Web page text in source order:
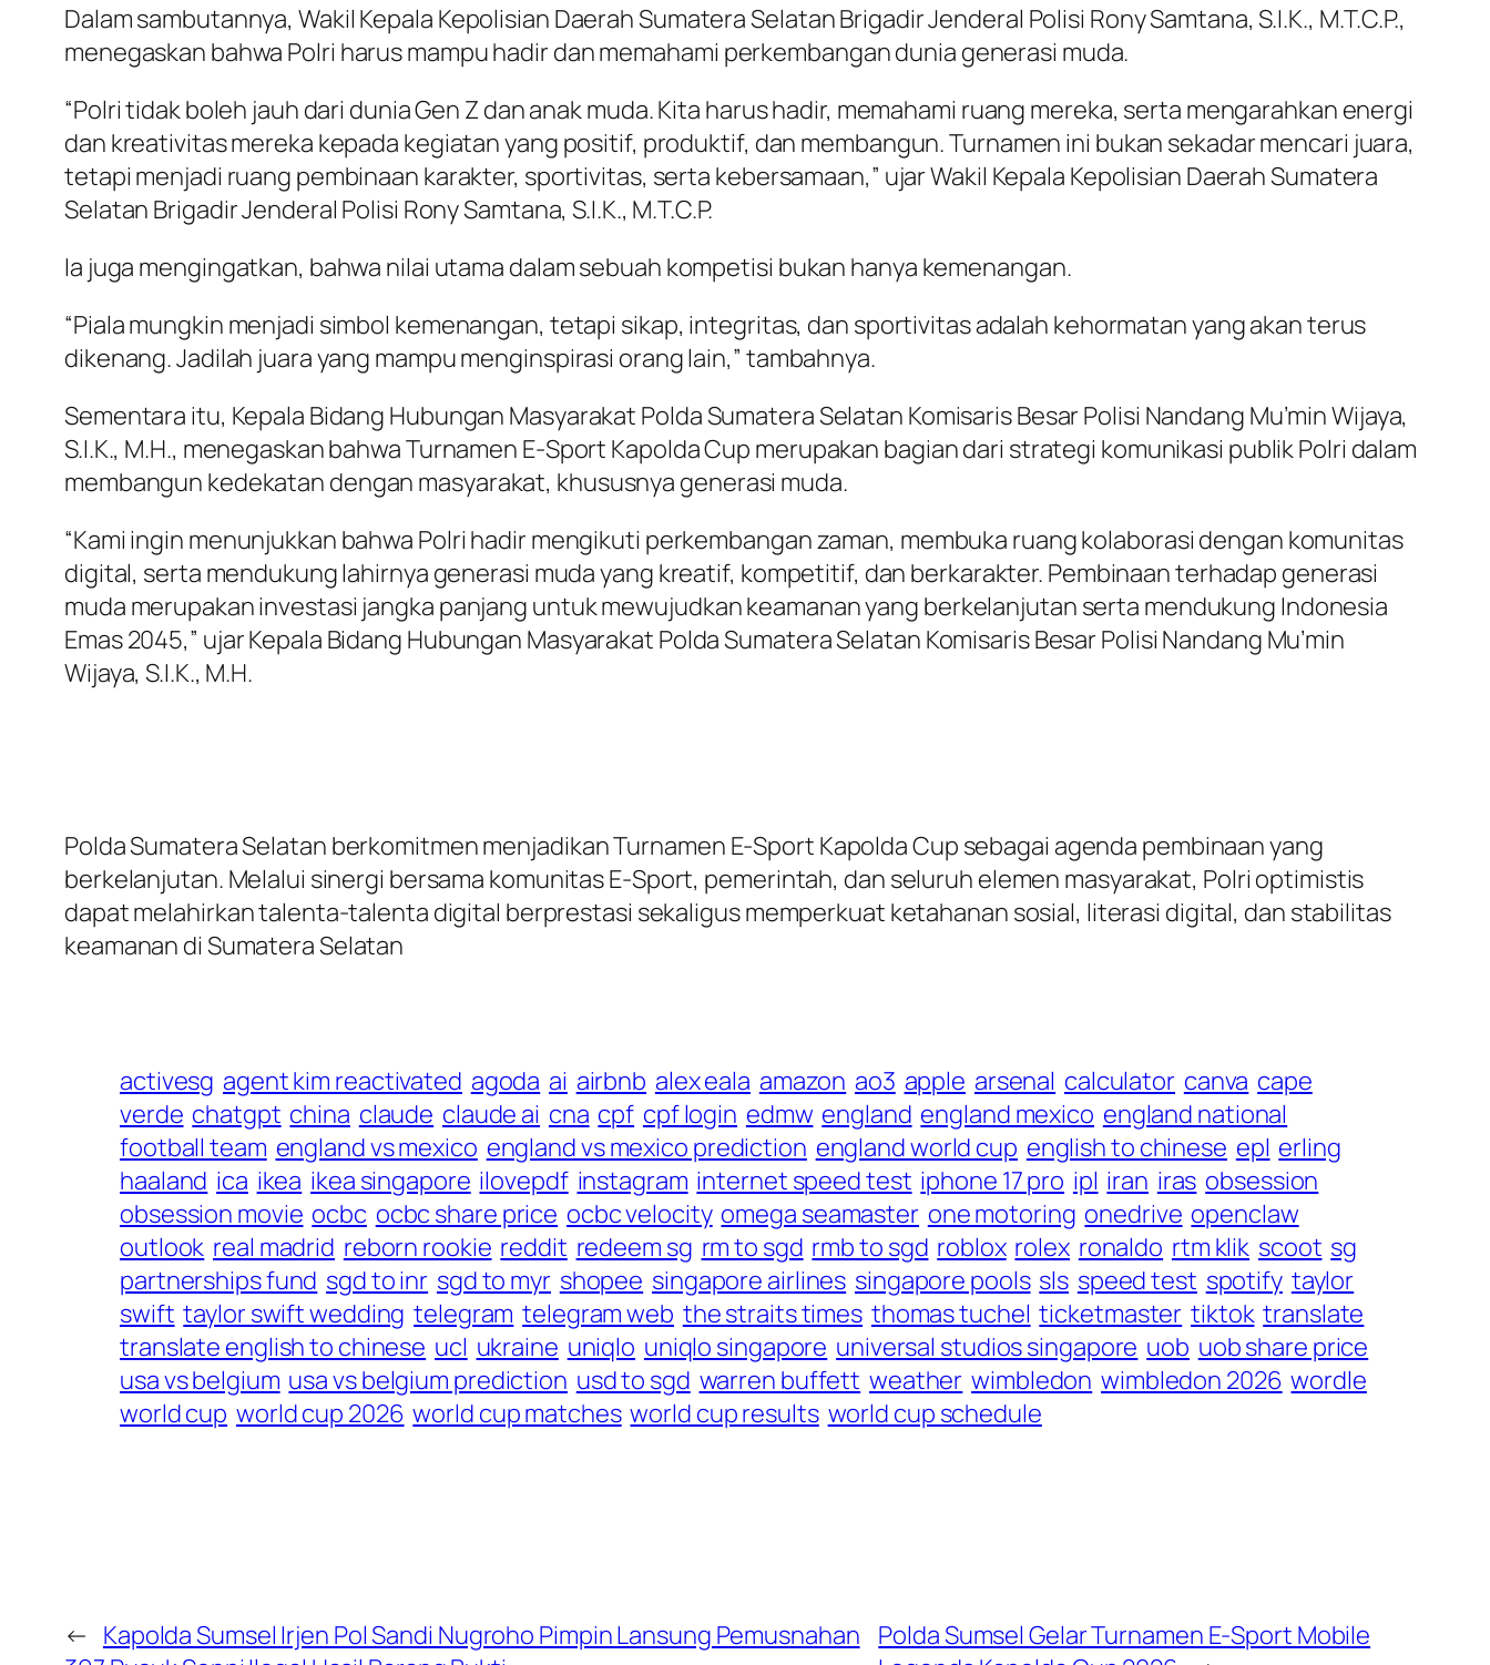
Dalam sambutannya, Wakil Kepala Kepolisian Daerah Sumatera Selatan Brigadir Jenderal Polisi Rony Samtana, S.I.K., M.T.C.P.,
menegaskan bahwa Polri harus mampu hadir dan memahami perkembangan dunia generasi muda.
“Polri tidak boleh jauh dari dunia Gen Z dan anak muda. Kita harus hadir, memahami ruang mereka, serta mengarahkan energi
dan kreativitas mereka kepada kegiatan yang positif, produktif, dan membangun. Turnamen ini bukan sekadar mencari juara,
tetapi menjadi ruang pembinaan karakter, sportivitas, serta kebersamaan,” ujar Wakil Kepala Kepolisian Daerah Sumatera
Selatan Brigadir Jenderal Polisi Rony Samtana, S.I.K., M.T.C.P.
Ia juga mengingatkan, bahwa nilai utama dalam sebuah kompetisi bukan hanya kemenangan.
“Piala mungkin menjadi simbol kemenangan, tetapi sikap, integritas, dan sportivitas adalah kehormatan yang akan terus
dikenang. Jadilah juara yang mampu menginspirasi orang lain,” tambahnya.
Sementara itu, Kepala Bidang Hubungan Masyarakat Polda Sumatera Selatan Komisaris Besar Polisi Nandang Mu’min Wijaya,
S.I.K., M.H., menegaskan bahwa Turnamen E-Sport Kapolda Cup merupakan bagian dari strategi komunikasi publik Polri dalam
membangun kedekatan dengan masyarakat, khususnya generasi muda.
“Kami ingin menunjukkan bahwa Polri hadir mengikuti perkembangan zaman, membuka ruang kolaborasi dengan komunitas
digital, serta mendukung lahirnya generasi muda yang kreatif, kompetitif, dan berkarakter. Pembinaan terhadap generasi
muda merupakan investasi jangka panjang untuk mewujudkan keamanan yang berkelanjutan serta mendukung Indonesia
Emas 2045,” ujar Kepala Bidang Hubungan Masyarakat Polda Sumatera Selatan Komisaris Besar Polisi Nandang Mu’min
Wijaya, S.I.K., M.H.
Polda Sumatera Selatan berkomitmen menjadikan Turnamen E-Sport Kapolda Cup sebagai agenda pembinaan yang
berkelanjutan. Melalui sinergi bersama komunitas E-Sport, pemerintah, dan seluruh elemen masyarakat, Polri optimistis
dapat melahirkan talenta-talenta digital berprestasi sekaligus memperkuat ketahanan sosial, literasi digital, dan stabilitas
keamanan di Sumatera Selatan
activesg agent kim reactivated agoda ai airbnb alex eala amazon ao3 apple arsenal calculator canva cape
verde chatgpt china claude claude ai cna cpf cpf login edmw england england mexico england national
football team england vs mexico england vs mexico prediction england world cup english to chinese epl erling
haaland ica ikea ikea singapore ilovepdf instagram internet speed test iphone 17 pro ipl iran iras obsession
obsession movie ocbc ocbc share price ocbc velocity omega seamaster one motoring onedrive openclaw
outlook real madrid reborn rookie reddit redeem sg rm to sgd rmb to sgd roblox rolex ronaldo rtm klik scoot sg
partnerships fund sgd to inr sgd to myr shopee singapore airlines singapore pools sls speed test spotify taylor
swift taylor swift wedding telegram telegram web the straits times thomas tuchel ticketmaster tiktok translate
translate english to chinese ucl ukraine uniqlo uniqlo singapore universal studios singapore uob uob share price
usa vs belgium usa vs belgium prediction usd to sgd warren buffett weather wimbledon wimbledon 2026 wordle
world cup world cup 2026 world cup matches world cup results world cup schedule
← Kapolda Sumsel Irjen Pol Sandi Nugroho Pimpin Lansung Pemusnahan Polda Sumsel Gelar Turnamen E-Sport Mobile